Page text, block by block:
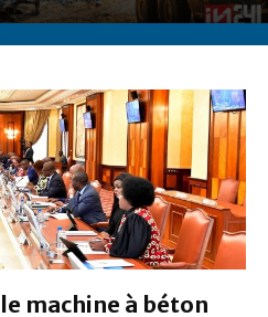
machine à béton